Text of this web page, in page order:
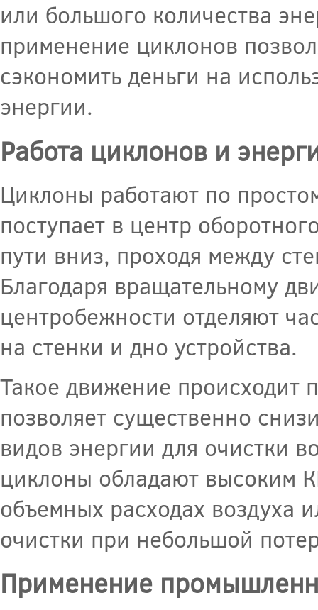
или большого количества
применение циклонов
сэкономить деньги на
энергии.
Работа циклонов и
Циклоны работают по
поступает в центр
пути вниз, проходя между
Благодаря вращательному
центробежности отделяют
на стенки и дно устройства.
Такое движение происходит
позволяет существенно
видов энергии для очистки
циклоны обладают высоким
объемных расходах воздуха
очистки при небольшой
Применение